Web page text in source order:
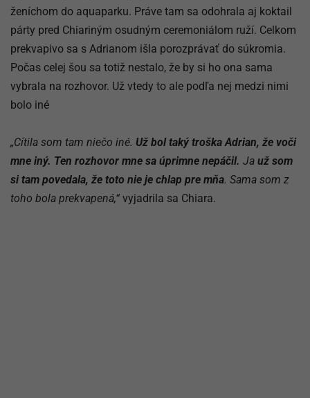
ženíchom do aquaparku. Práve tam sa odohrala aj koktail
párty pred Chiariným osudným ceremoniálom ruží. Celkom
prekvapivo sa s Adrianom išla porozprávať do súkromia.
Počas celej šou sa totiž nestalo, že by si ho ona sama
vybrala na rozhovor. Už vtedy to ale podľa nej medzi nimi
bolo iné
„Cítila som tam niečo iné. Už bol taký troška Adrian, že voči
mne iný. Ten rozhovor mne sa úprimne nepáčil. Ja už som
si tam povedala, že toto nie je chlap pre mňa. Sama som z
toho bola prekvapená,“ vyjadrila sa Chiara.